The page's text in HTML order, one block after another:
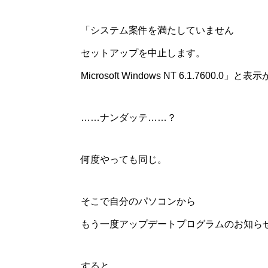
「システム案件を満たしていません
セットアップを中止します。
Microsoft Windows NT 6.1.7600.0」と表示
……ナンダッテ……？
何度やっても同じ。
そこで自分のパソコンから
もう一度アップデートプログラムのお知ら
すると……